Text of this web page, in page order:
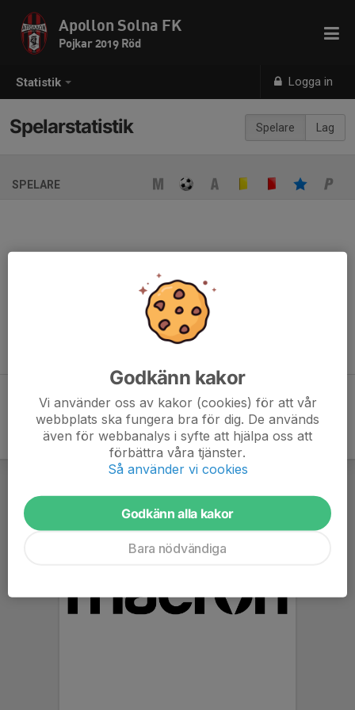
Statistik Logga in
Apollon Solna FK
Pojkar 2019 Röd
Spelare Lag
Spelarstatistik
SPELARE
Ingen spelarstatistik sparad
När ni fyller i uppställning på respektive match visas statistiken
automatiskt på denna sida
Godkänn kakor
Vi använder oss av kakor (cookies) för att vår
webbplats ska fungera bra för dig. De används
även för webbanalys i syfte att hjälpa oss att
förbättra våra tjänster.
Så använder vi cookies
Godkänn alla kakor
Bara nödvändiga